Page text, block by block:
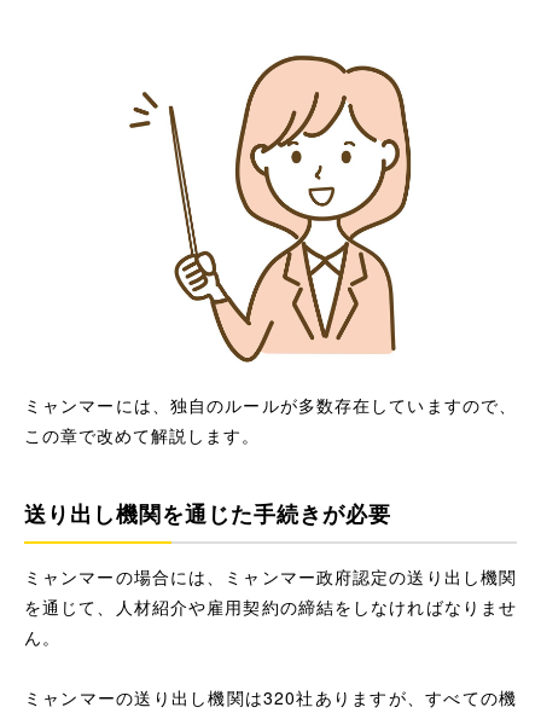
ミャンマーには、独自のルールが多数存在していますので、
この章で改めて解説します。
送り出し機関を通じた手続きが必要
ミャンマーの場合には、ミャンマー政府認定の送り出し機関
を通じて、人材紹介や雇用契約の締結をしなければなりませ
ん。
ミャンマーの送り出し機関は320社ありますが、すべての機